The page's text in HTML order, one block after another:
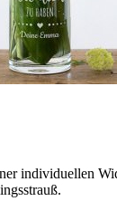
individuellen